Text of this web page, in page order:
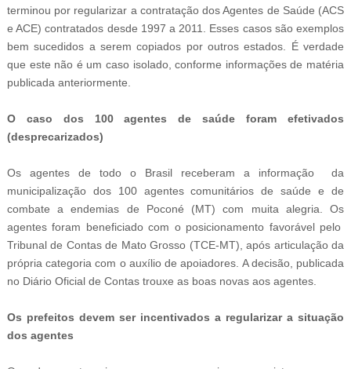
terminou por regularizar a contratação dos Agentes de Saúde (ACS
e ACE) contratados desde 1997 a 2011. Esses casos são exemplos
bem sucedidos a serem copiados por outros estados. É verdade
que este não é um caso isolado, conforme informações de matéria
publicada anteriormente.
O caso dos 100 agentes de saúde foram efetivados
(desprecarizados)
Os agentes de todo o Brasil receberam a informação da
municipalização dos 100 agentes comunitários de saúde e de
combate a endemias de Poconé (MT) com muita alegria. Os
agentes foram beneficiado com o posicionamento favorável pelo
Tribunal de Contas de Mato Grosso (TCE-MT), após articulação da
própria categoria com o auxílio de apoiadores. A decisão, publicada
no Diário Oficial de Contas trouxe as boas novas aos agentes.
Os prefeitos devem ser incentivados a regularizar a situação
dos agentes